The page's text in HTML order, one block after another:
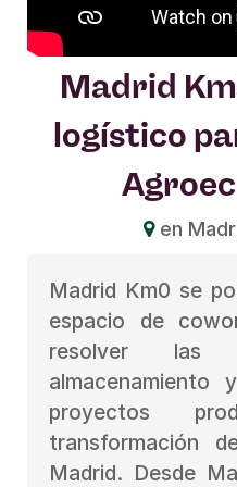
Madrid
logístico
en
Madrid Km0 se
espacio de
resolver las
proyectos
transformación
Madrid. Desde